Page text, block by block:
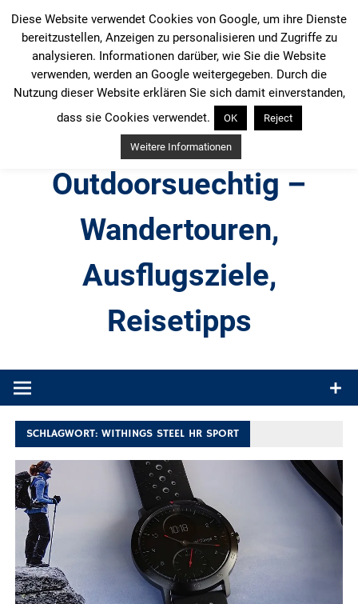
Inhalt
springen
Outdoorsuechtig –
Wandertouren,
Ausflugsziele,
Reisetipps
Produkttests und Buchrezensionen. Ein Blog für alle, die gern
SCHLAGWORT:WITHINGS STEEL HR SPORT
Diese Website verwendet Cookies von Google, um ihre Dienste
bereitzustellen, Anzeigen zu personalisieren und Zugriffe zu
analysieren. Informationen darüber, wie Sie die Website
verwenden, werden an Google weitergegeben. Durch die
Nutzung dieser Website erklären Sie sich damit einverstanden,
dass sie Cookies verwendet.
OK Reject
Weitere Informationen